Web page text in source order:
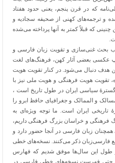
که در قرن پنجم، یعنی حدود هفتاد
و ترجمه‌های کهنی از صحیفه سجادیه و
چنینی که قبلاً کمتر به آنها پرداخته می‌شده
بحث غنی‌سازی و تقویت زبان فارسی و
عکسی بعضی آثار کهن، فرهنگ‌های لغت
هدف دنبال می‌شود. در کنار تقویت هویت
تقویت هویت فرهنگی و هویت ملی نیز با
گسترۀ سیاسی ایران در طول تاریخ است ،
و الممالک و جغرافیای حافظ ابرو را
تاریخی ایران است. ما توجه ویژه‌ای به
فرهنگی و خراسان بزرگ فرهنگی داریم،
زبان فارسی در آنجا حضور دارد و
فارسی‌زبان ذکر می‌کنند. نسخه‌های خطی
طول این سال‌ها موفق شدیم که فهارس